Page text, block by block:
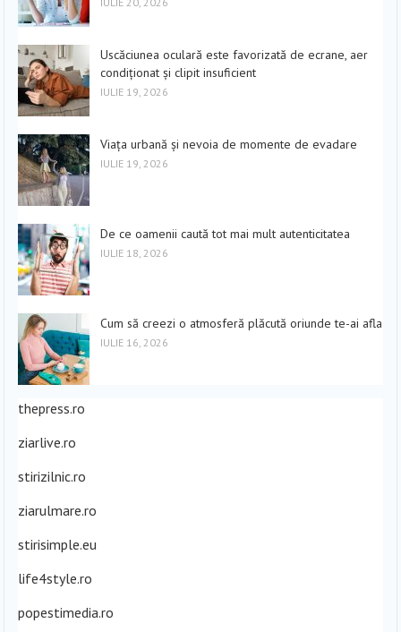
Uscăciunea oculară este favorizată de ecrane, aer
condiționat și clipit insuficient
IULIE 19, 2026
Viața urbană și nevoia de momente de evadare
IULIE 19, 2026
De ce oamenii caută tot mai mult autenticitatea
IULIE 18, 2026
Cum să creezi o atmosferă plăcută oriunde te-ai afla
IULIE 16, 2026
thepress.ro
ziarlive.ro
stirizilnic.ro
ziarulmare.ro
stirisimple.eu
life4style.ro
popestimedia.ro